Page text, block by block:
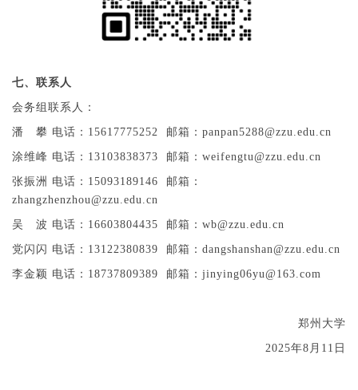
七、联系人
会务组联系人：
潘 攀 电话：15617775252 邮箱：panpan5288@zzu.edu.cn
涂维峰 电话：13103838373 邮箱：weifengtu@zzu.edu.cn
张振洲 电话：15093189146 邮箱：
zhangzhenzhou@zzu.edu.cn
吴 波 电话：16603804435 邮箱：wb@zzu.edu.cn
党闪闪 电话：13122380839 邮箱：dangshanshan@zzu.edu.cn
李金颖 电话：18737809389 邮箱：jinying06yu@163.com
郑州大学
2025年8月11日